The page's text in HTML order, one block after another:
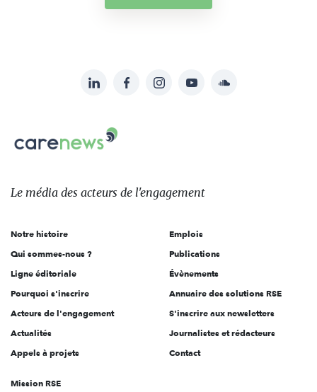
sur:
LinkedInFacebookInstagramYouTubeSoundcloud
Carenews,
Le
des
l'engagement
Le média des acteurs de l'engagement
Notre histoire
Qui sommes-nous ?
Ligne éditoriale
Pourquoi s'inscrire
Acteurs de l'engagement
Actualités
Appels à projets
Emplois
Publications
Évènements
Annuaire des solutions RSE
S'inscrire aux newsletters
Journalistes et rédacteurs
Contact
Mission RSE